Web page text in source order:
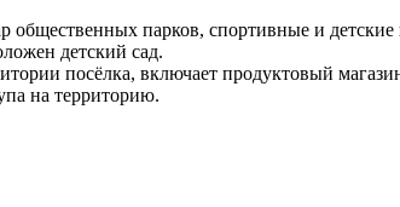
парков, спортивные и
детский сад.
посёлка, включает продуктовый
на территорию.